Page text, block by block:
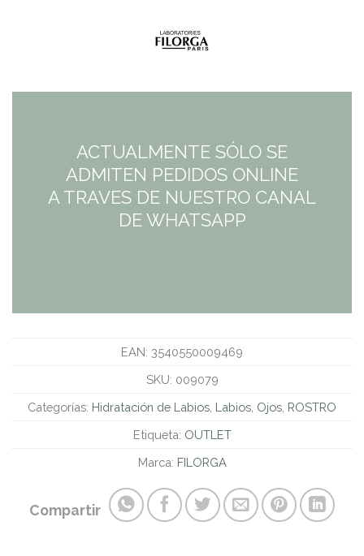
ACTUALMENTE SÓLO SE
ADMITEN PEDIDOS ONLINE
A TRAVES DE NUESTRO CANAL
DE WHATSAPP
EAN: 3540550009469
SKU: 009079
Categorías: Hidratación de Labios Labios Ojos ROSTRO
Etiqueta: OUTLET
Marca: FILORGA
Compartir